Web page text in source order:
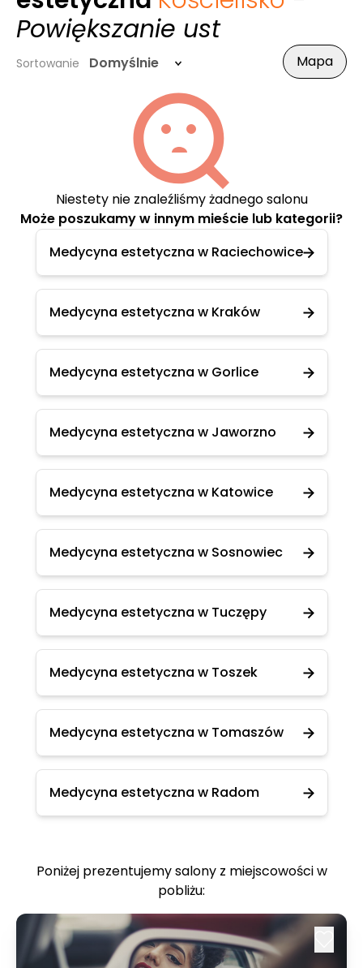
Powiększanie ust
Sortowanie Domyślnie Mapa
Niestety nie znaleźliśmy żadnego salonu
Może poszukamy w innym mieście lub kategorii?
Medycyna estetyczna w Raciechowice
Medycyna estetyczna w Kraków
Medycyna estetyczna w Gorlice
Medycyna estetyczna w Jaworzno
Medycyna estetyczna w Katowice
Medycyna estetyczna w Sosnowiec
Medycyna estetyczna w Tuczępy
Medycyna estetyczna w Toszek
Medycyna estetyczna w Tomaszów
Medycyna estetyczna w Radom
Poniżej prezentujemy salony z miejscowości w
pobliżu: